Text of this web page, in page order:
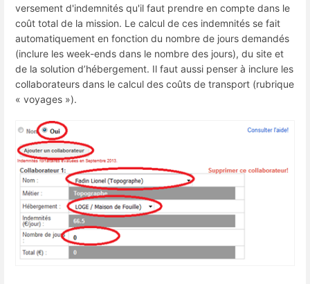
versement d'indemnités qu'il faut prendre en compte dans le
coût total de la mission. Le calcul de ces indemnités se fait
automatiquement en fonction du nombre de jours demandés
(inclure les week-ends dans le nombre des jours), du site et
de la solution d’hébergement. Il faut aussi penser à inclure les
collaborateurs dans le calcul des coûts de transport (rubrique
« voyages »).